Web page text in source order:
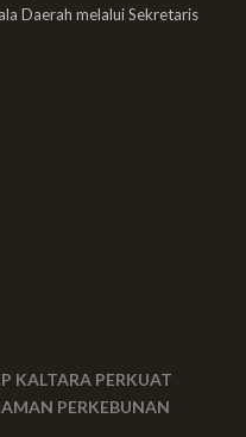
Daerah melalui Sekretaris
KALTARA PERKUAT
PERKEBUNAN